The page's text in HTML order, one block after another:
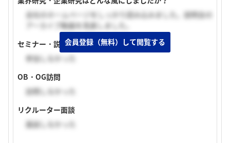
会社のホームページをしっかり読み込みました。説明会の
アーカイブ動画を見直しました。
セミナー・説明会の参加
参加しなかった
OB・OG訪問
訪問しなかった
リクルーター面談
面談しなかった
会員登録（無料）して閲覧する